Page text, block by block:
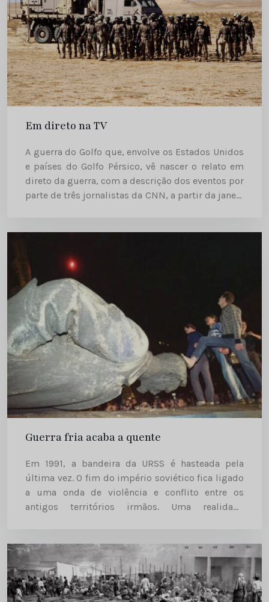
Em direto na TV
A guerra do Golfo que, envolve os Estados Unidos
e países do Golfo Pérsico, vê nascer o relato em
direto da guerra, com a descrição dos eventos por
parte de três jornalistas da CNN, a partir da janela
Guerra fria acaba a quente
Em 1991, a bandeira da URSS é hasteada pela
última vez. O fim do império soviético fica ligado
a uma onda de violência e conflito entre os
antigos territórios irmãos. Uma realidade